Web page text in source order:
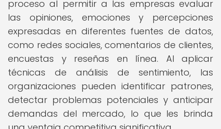
proceso al permitir a las empresas evaluar
las opiniones, emociones y percepciones
expresadas en diferentes fuentes de datos,
como redes sociales, comentarios de clientes,
encuestas y reseñas en línea. Al aplicar
técnicas de análisis de sentimiento, las
organizaciones pueden identificar patrones,
detectar problemas potenciales y anticipar
demandas del mercado, lo que les brinda